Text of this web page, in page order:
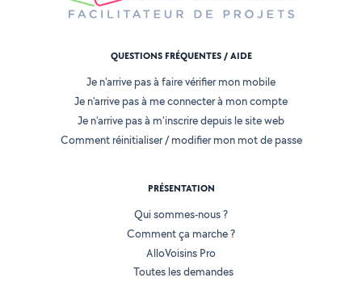
QUESTIONS FRÉQUENTES / AIDE
Je n'arrive pas à faire vérifier mon mobile
Je n'arrive pas à me connecter à mon compte
Je n'arrive pas à m'inscrire depuis le site web
Comment réinitialiser / modifier mon mot de passe
PRÉSENTATION
Qui sommes-nous ?
Comment ça marche ?
AlloVoisins Pro
Toutes les demandes